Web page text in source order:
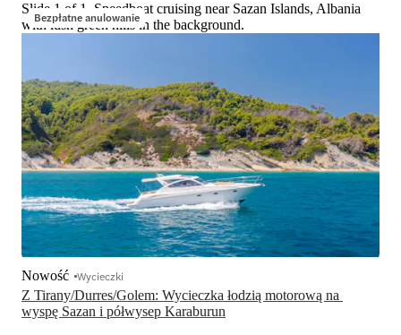
Bezpłatne anulowanie
Slide 1 of 1, Speedboat cruising near Sazan Islands, Albania
with lush green hills in the background.
Z Tirany/Durres/Golem: Wycieczka łodzią motorową na
wyspę Sazan i półwysep Karaburun
Nowość Wycieczki